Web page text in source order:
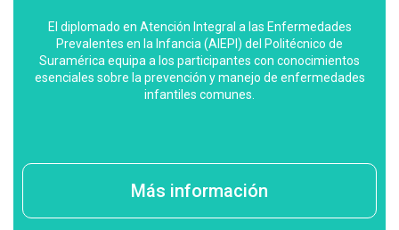
El diplomado en Atención Integral a las Enfermedades
Prevalentes en la Infancia (AIEPI) del Politécnico de
Suramérica equipa a los participantes con conocimientos
esenciales sobre la prevención y manejo de enfermedades
infantiles comunes.
Más información